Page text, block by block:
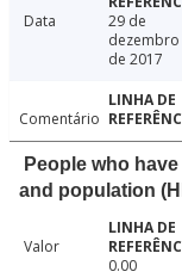
Data
29 de
dezembro
de 2017
Comentário
People who
and population
Valor
0.00